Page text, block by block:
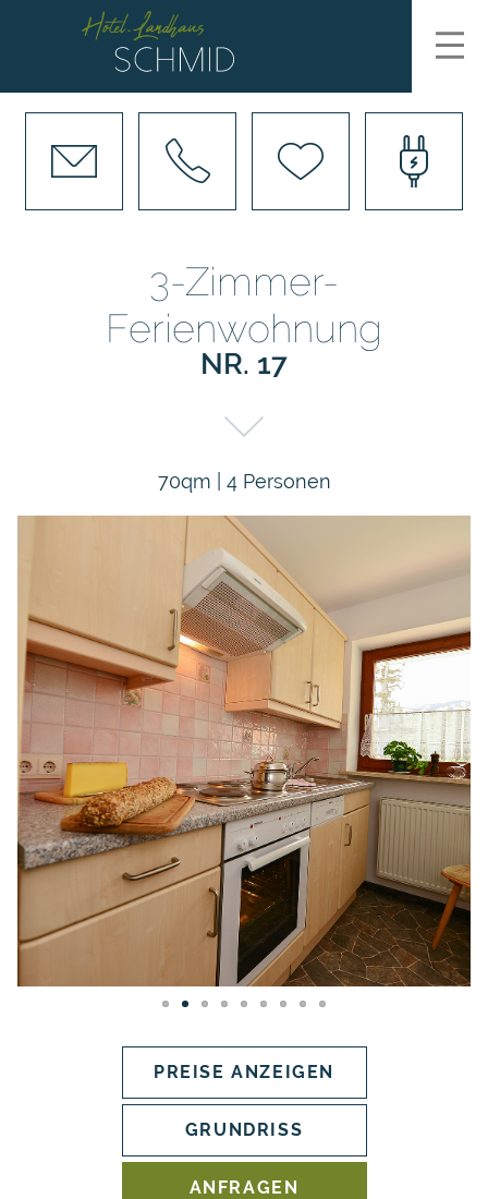
direkt zur Navigation
direkt zum Inhalt
3-Zimmer-
Ferienwohnung
NR. 17
70qm | 4 Personen
PREISE ANZEIGEN
GRUNDRISS
ANFRAGEN